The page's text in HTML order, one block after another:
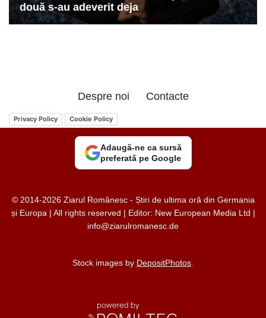
Despre noi Contacte
Privacy Policy Cookie Policy
Adaugă-ne ca sursă
preferată pe Google
© 2014-2026 Ziarul Românesc - Știri de ultima oră din Germania
și Europa | All rights reserved | Editor: New European Media Ltd |
info@ziarulromanesc.de
Stock images by DepositPhotos